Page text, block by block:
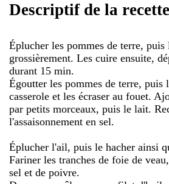
Descriptif de la recette
Éplucher les pommes de terre, puis
grossièrement. Les cuire ensuite,
durant 15 min.
Égoutter les pommes de terre, puis
casserole et les écraser au fouet.
par petits morceaux, puis le lait.
l'assaisonnement en sel.
Éplucher l'ail, puis le hacher ainsi
Fariner les tranches de foie de
sel et de poivre.